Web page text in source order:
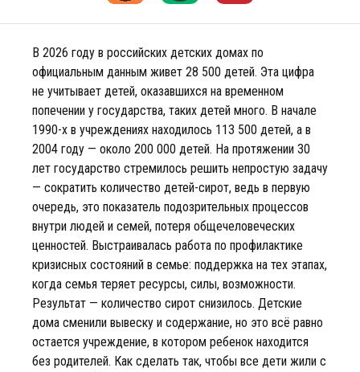
В 2026 году в российских детских домах по
официальным данным живет 28 500 детей. Эта цифра
не учитывает детей, оказавшихся на временном
попечении у государства, таких детей много. В начале
1990-х в учреждениях находилось 113 500 детей, а в
2004 году — около 200 000 детей. На протяжении 30
лет государство стремилось решить непростую задачу
— сократить количество детей-сирот, ведь в первую
очередь, это показатель подозрительных процессов
внутри людей и семей, потеря общечеловеческих
ценностей. Выстраивалась работа по профилактике
кризисных состояний в семье: поддержка на тех этапах,
когда семья теряет ресурсы, силы, возможности.
Результат — количество сирот снизилось. Детские
дома сменили вывеску и содержание, но это всё равно
остается учреждение, в котором ребенок находится
без родителей. Как сделать так, чтобы все дети жили с